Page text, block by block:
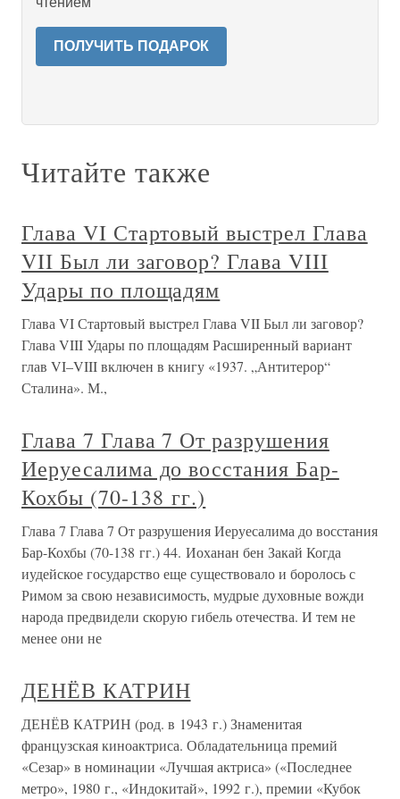
ПОЛУЧИТЬ ПОДАРОК
Читайте также
Глава VI Стартовый выстрел Глава
VII Был ли заговор? Глава VIII
Удары по площадям
Глава VI Стартовый выстрел Глава VII Был ли заговор?
Глава VIII Удары по площадям Расширенный вариант
глав VI–VIII включен в книгу «1937. „Антитерор“
Сталина». М.,
Глава 7 Глава 7 От разрушения
Иеруесалима до восстания Бар-
Кохбы (70-138 гг.)
Глава 7 Глава 7 От разрушения Иеруесалима до восстания
Бар-Кохбы (70-138 гг.) 44. Иоханан бен Закай Когда
иудейское государство еще существовало и боролось с
Римом за свою независимость, мудрые духовные вожди
народа предвидели скорую гибель отечества. И тем не
менее они не
ДЕНЁВ КАТРИН
ДЕНЁВ КАТРИН (род. в 1943 г.) Знаменитая
французская киноактриса. Обладательница премий
«Сезар» в номинации «Лучшая актриса» («Последнее
метро», 1980 г., «Индокитай», 1992 г.), премии «Кубок